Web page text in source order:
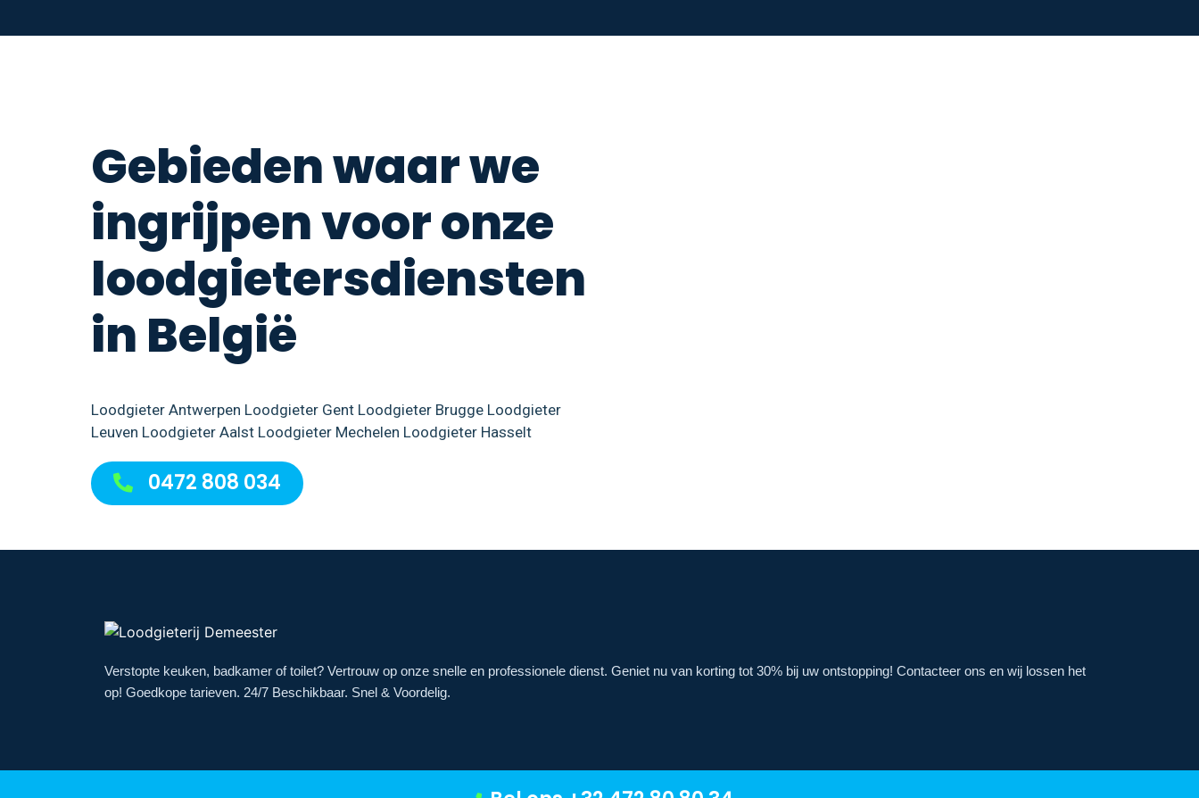
Gebieden waar we
ingrijpen voor onze
loodgietersdiensten
in België
Loodgieter Antwerpen Loodgieter Gent Loodgieter Brugge Loodgieter
Leuven Loodgieter Aalst Loodgieter Mechelen Loodgieter Hasselt
0472 808 034
Verstopte keuken, badkamer of toilet? Vertrouw op onze snelle en professionele dienst. Geniet nu van korting tot 30% bij uw ontstopping! Contacteer ons en wij lossen het
op! Goedkope tarieven. 24/7 Beschikbaar. Snel & Voordelig.